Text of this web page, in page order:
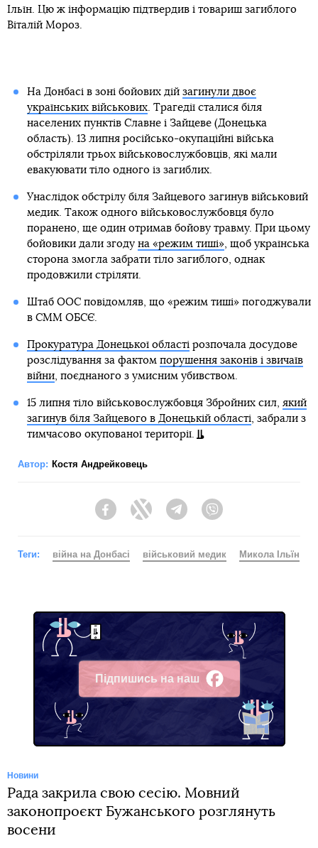
Ільїн. Цю ж інформацію підтвердив і товариш загиблого
Віталій Мороз.
На Донбасі в зоні бойових дій загинули двоє
українських військових. Трагедії сталися біля
населених пунктів Славне і Зайцеве (Донецька
область). 13 липня російсько-окупаційні війська
обстріляли трьох військовослужбовців, які мали
евакуювати тіло одного із загиблих.
Унаслідок обстрілу біля Зайцевого загинув військовий
медик. Також одного військовослужбовця було
поранено, ще один отримав бойову травму. При цьому
бойовики дали згоду на «режим тиші», щоб українська
сторона змогла забрати тіло загиблого, однак
продовжили стріляти.
Штаб ООС повідомляв, що «режим тиші» погоджували
в СММ ОБСЄ.
Прокуратура Донецької областірозпочала досудове
розслідування за фактом порушення законів і звичаїв
війни, поєднаного з умисним убивством.
15 липня тіло військовослужбовця Збройних сил, який
загинув біля Зайцевого в Донецькій області, забрали з
тимчасово окупованої території.
Автор: Костя Андрейковець
FacebookTwitter Telegram
Теги: війна на Донбасі військовий медик Микола Ільїн
Підпишись на наш
Facebook
Новини
Рада закрила свою сесію. Мовний
законопроєкт Бужанського розглянуть
восени